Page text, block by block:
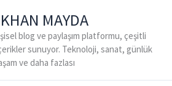
MAYDA
blog ve paylaşım platformu, çeşitli
sunuyor. Teknoloji, sanat, günlük
ve daha fazlası